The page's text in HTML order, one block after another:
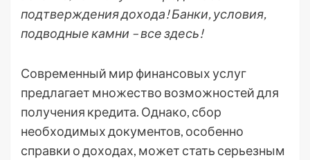
подтверждения дохода! Банки, условия,
подводные камни – все здесь!
Современный мир финансовых услуг
предлагает множество возможностей для
получения кредита. Однако, сбор
необходимых документов, особенно
справки о доходах, может стать серьезным